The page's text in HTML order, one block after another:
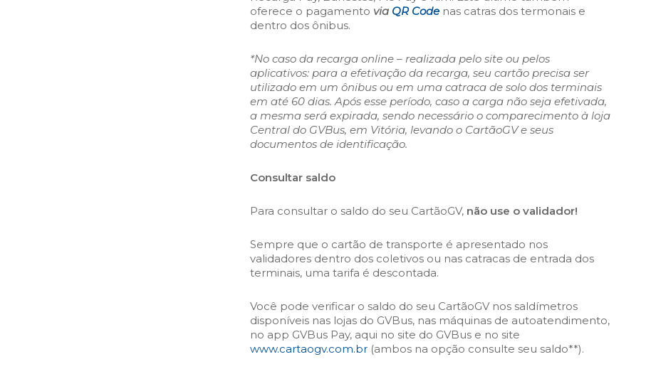
oferece o pagamento via QR Code nas catras dos termonais e
dentro dos ônibus.
*No caso da recarga online – realizada pelo site ou pelos
aplicativos: para a efetivação da recarga, seu cartão precisa ser
utilizado em um ônibus ou em uma catraca de solo dos terminais
em até 60 dias. Após esse período, caso a carga não seja efetivada,
a mesma será expirada, sendo necessário o comparecimento à loja
Central do GVBus, em Vitória, levando o CartãoGV e seus
documentos de identificação.
Consultar saldo
Para consultar o saldo do seu CartãoGV, não use o validador!
Sempre que o cartão de transporte é apresentado nos
validadores dentro dos coletivos ou nas catracas de entrada dos
terminais, uma tarifa é descontada.
Você pode verificar o saldo do seu CartãoGV nos saldímetros
disponíveis nas lojas do GVBus, nas máquinas de autoatendimento,
no app GVBus Pay, aqui no site do GVBus e no site
www.cartaogv.com.br (ambos na opção consulte seu saldo**).